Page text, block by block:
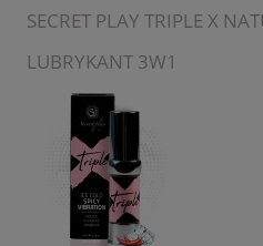
SECRET PLAY TRIPLE X
LUBRYKANT 3W1